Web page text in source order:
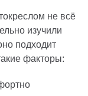
не всё
изучили
подходит
факторы: